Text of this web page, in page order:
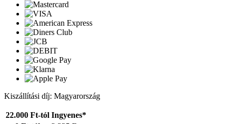
Kiszállítási díj: Magyarország
22.000 Ft-tól Ingyenes*